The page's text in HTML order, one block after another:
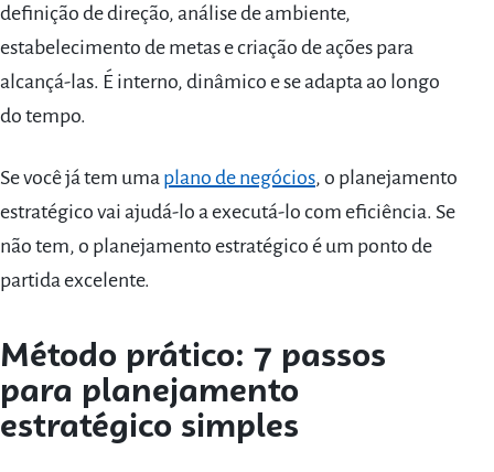
definição de direção, análise de ambiente,
estabelecimento de metas e criação de ações para
alcançá-las. É interno, dinâmico e se adapta ao longo
do tempo.
Se você já tem uma plano de negócios, o planejamento
estratégico vai ajudá-lo a executá-lo com eficiência. Se
não tem, o planejamento estratégico é um ponto de
partida excelente.
Método prático: 7 passos
para planejamento
estratégico simples